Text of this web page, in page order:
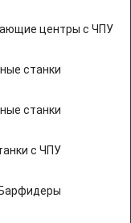
центры с ЧПУ
станки
станки
с ЧПУ